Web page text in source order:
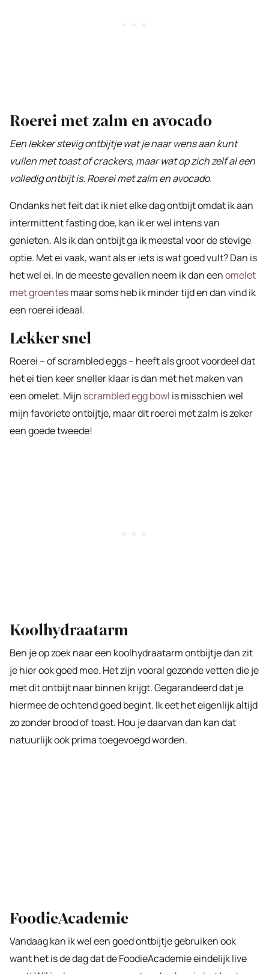
Roerei met zalm en avocado
Een lekker stevig ontbijtje wat je naar wens aan kunt
vullen met toast of crackers, maar wat op zich zelf al een
volledig ontbijt is. Roerei met zalm en avocado.
Ondanks het feit dat ik niet elke dag ontbijt omdat ik aan
intermittent fasting doe, kan ik er wel intens van
genieten. Als ik dan ontbijt ga ik meestal voor de stevige
optie. Met ei vaak, want als er iets is wat goed vult? Dan is
het wel ei. In de meeste gevallen neem ik dan eenomelet
met groentesmaar soms heb ik minder tijd en dan vind ik
een roerei ideaal.
Lekker snel
Roerei – of scrambled eggs – heeft als groot voordeel dat
het ei tien keer sneller klaar is dan met het maken van
een omelet. Mijn scrambled egg bowl is misschien wel
mijn favoriete ontbijtje, maar dit roerei met zalm is zeker
een goede tweede!
Koolhydraatarm
Ben je op zoek naar een koolhydraatarm ontbijtje dan zit
je hier ook goed mee. Het zijn vooral gezonde vetten die je
met dit ontbijt naar binnen krijgt. Gegarandeerd dat je
hiermee de ochtend goed begint. Ik eet het eigenlijk altijd
zo zonder brood of toast. Hou je daarvan dan kan dat
natuurlijk ook prima toegevoegd worden.
FoodieAcademie
Vandaag kan ik wel een goed ontbijtje gebruiken ook
want het is de dag dat de FoodieAcademie eindelijk live